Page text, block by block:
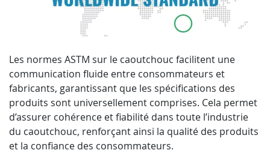
Les normes ASTM sur le caoutchouc facilitent une
communication fluide entre consommateurs et
fabricants, garantissant que les spécifications des
produits sont universellement comprises. Cela permet
d’assurer cohérence et fiabilité dans toute l’industrie
du caoutchouc, renforçant ainsi la qualité des produits
et la confiance des consommateurs.